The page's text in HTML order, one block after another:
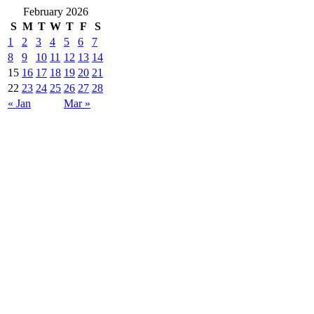
February 2026
S M T W T F S
« Jan Mar »
1 2 3 4 5 6
7
8
9 10 11 12 13 14
15 16 17 18 19 20 21
22 23 24 25 26 27 28